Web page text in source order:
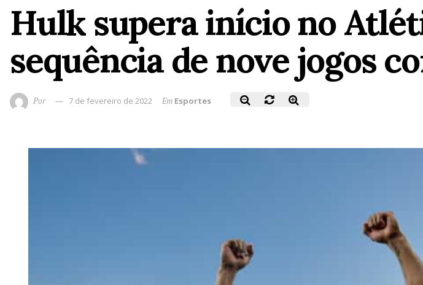
Hulk supera início no
sequência de nove jogos
Por 7 de fevereiro de 2022 Em Esportes